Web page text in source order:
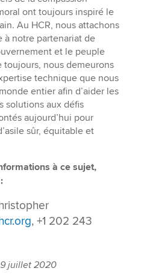
ont toujours inspiré le
Au HCR, nous attachons
à notre partenariat de
et le peuple
toujours, nous demeurons
technique que nous
entier afin d’aider les
solutions aux défis
aujourd’hui pour
sûr, équitable et
à ce sujet,
, +1 202 243
juillet 2020